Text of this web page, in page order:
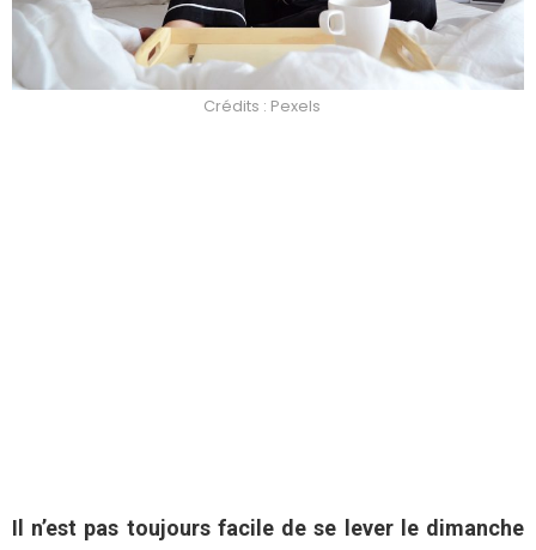
Crédits : Pexels
Il n’est pas toujours facile de se lever le dimanche